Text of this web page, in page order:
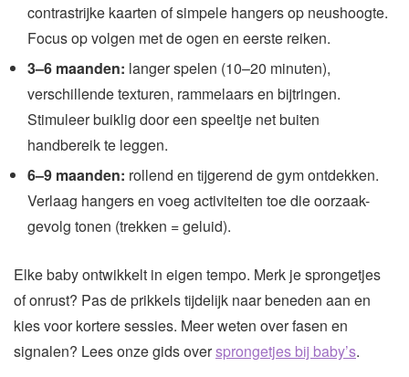
contrastrijke kaarten of simpele hangers op neushoogte.
Focus op volgen met de ogen en eerste reiken.
3–6 maanden: langer spelen (10–20 minuten),
verschillende texturen, rammelaars en bijtringen.
Stimuleer buiklig door een speeltje net buiten
handbereik te leggen.
6–9 maanden: rollend en tijgerend de gym ontdekken.
Verlaag hangers en voeg activiteiten toe die oorzaak-
gevolg tonen (trekken = geluid).
Elke baby ontwikkelt in eigen tempo. Merk je sprongetjes
of onrust? Pas de prikkels tijdelijk naar beneden aan en
kies voor kortere sessies. Meer weten over fasen en
signalen? Lees onze gids oversprongetjes bij baby’s.